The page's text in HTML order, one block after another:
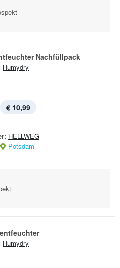
Nachfüllpack
Humydry
€ 10,99
HELLWEG
Potsdam
Humydry